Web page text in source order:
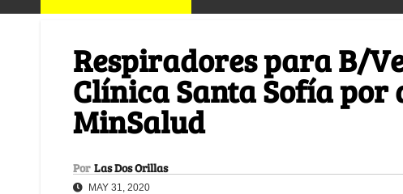
Respiradores para B/
Clínica Santa Sofía por
MinSalud
Por Las Dos Orillas
MAY 31, 2020